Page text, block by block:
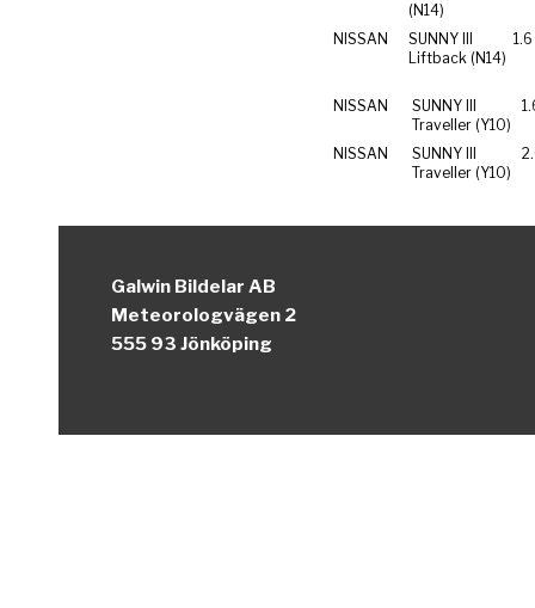
(N14)
NISSAN
SUNNY III
Liftback (N14)
NISSAN
SUNNY III
Traveller (Y10)
NISSAN
SUNNY III
Traveller (Y10)
Galwin Bildelar AB
Meteorologvägen 2
555 93 Jönköping